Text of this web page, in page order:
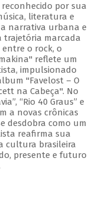
por sua
literatura e
narrativa urbana e
marcada
o rock, o
reflete um
impulsionado
"Favelost – O
na Cabeça". No
“Rio 40 Graus” e
a novas crônicas
desdobra como um
reafirma sua
cultura brasileira
presente e futuro